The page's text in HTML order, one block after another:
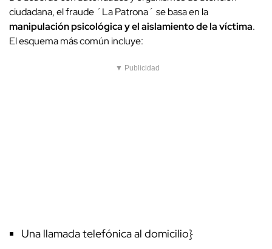
ciudadana, el fraude ´La Patrona´ se basa en la
manipulación psicológica y el aislamiento de la víctima.
El esquema más común incluye:
▼ Publicidad
Una llamada telefónica al domicilio}